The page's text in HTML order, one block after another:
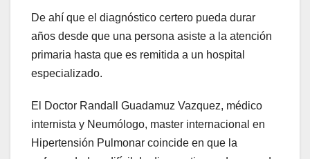
De ahí que el diagnóstico certero pueda durar
años desde que una persona asiste a la atención
primaria hasta que es remitida a un hospital
especializado.
El Doctor Randall Guadamuz Vazquez, médico
internista y Neumólogo, master internacional en
Hipertensión Pulmonar coincide en que la